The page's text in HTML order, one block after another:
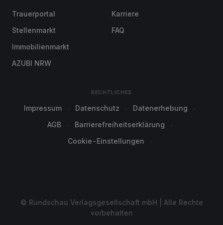
Trauerportal
Stellenmarkt
Immobilienmarkt
AZUBI NRW
Karriere
FAQ
RECHTLICHES
Impressum Datenschutz
Datenerhebung
AGB
Barrierefreiheitserklärung
Cookie-Einstellungen
© Rundschau Verlagsgesellschaft mbH | Alle Rechte
vorbehalten